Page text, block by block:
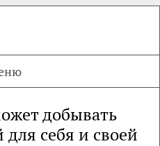
добывать
себя и своей